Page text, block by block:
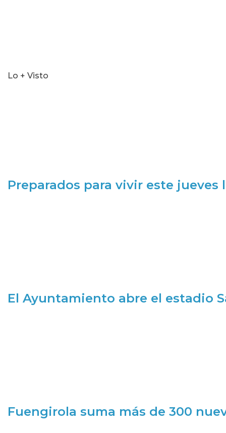
Lo + Visto
Preparados para vivir este jueves
El Ayuntamiento abre el estadio
Fuengirola suma más de 300